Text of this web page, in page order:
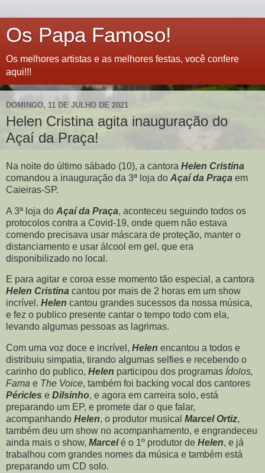
Os Papa Famoso!
Os melhores artistas e as melhores festas, você confere
aqui!!!
DOMINGO, 11 DE JULHO DE 2021
Helen Cristina agita inauguração do
Açaí da Praça!
Na noite do último sábado (10), a cantora Helen Cristina
comandou a inauguração da 3ª loja do Açaí da Praça em
Caieiras-SP.
A 3ª loja do Açaí da Praça, aconteceu seguindo todos os
protocolos contra a Covid-19, onde quem não estava
comendo precisava usar máscara de proteção, manter o
distanciamento e usar álcool em gel, que era
disponibilizado no local.
E para agitar e coroa esse momento tão especial, a cantora
Helen Cristina cantou por mais de 2 horas em um show
incrível. Helen cantou grandes sucessos da nossa música,
e fez o publico presente cantar o tempo todo com ela,
levando algumas pessoas as lagrimas.
Com uma voz doce e incrível, Helen encantou a todos e
distribuiu simpatia, tirando algumas selfies e recebendo o
carinho do publico, Helen participou dos programas Ídolos,
Fama e The Voice, também foi backing vocal dos cantores
Péricles e Dilsinho, e agora em carreira solo, está
preparando um EP, e promete dar o que falar,
acompanhando Helen, o produtor musical Marcel Ortiz,
também deu um show no acompanhamento, e engrandeceu
ainda mais o show, Marcelé o 1º produtor de Helen, e já
trabalhou com grandes nomes da música e também está
preparando um CD solo.